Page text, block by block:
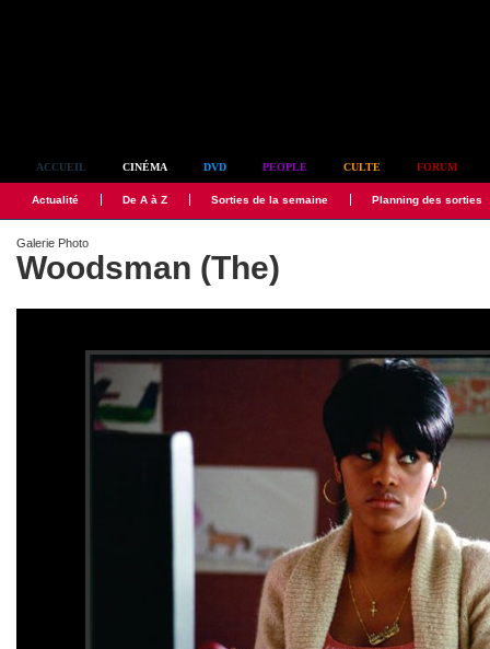
ACCUEIL CINÉMA DVD PEOPLE CULTE FORUM
Actualité De A à Z Sorties de la semaine Planning des sorties
Galerie Photo
Woodsman (The)